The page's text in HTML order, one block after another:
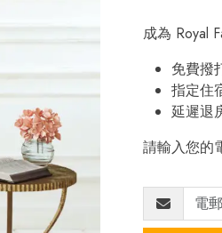
成為 Royal
免費撥
指定住
延遲退
請輸入您的